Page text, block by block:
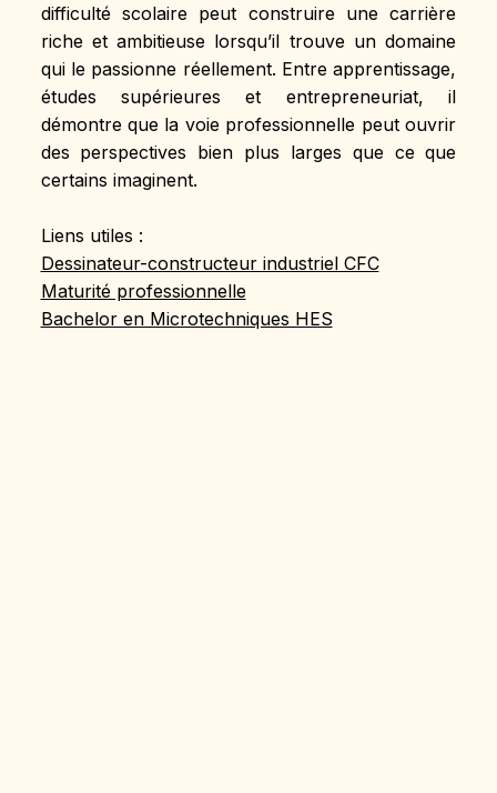
difficulté scolaire peut construire une carrière
riche et ambitieuse lorsqu’il trouve un domaine
qui le passionne réellement. Entre apprentissage,
études supérieures et entrepreneuriat, il
démontre que la voie professionnelle peut ouvrir
des perspectives bien plus larges que ce que
certains imaginent.
Liens utiles :
Dessinateur-constructeur industriel CFC
Maturité professionnelle
Bachelor en Microtechniques HES